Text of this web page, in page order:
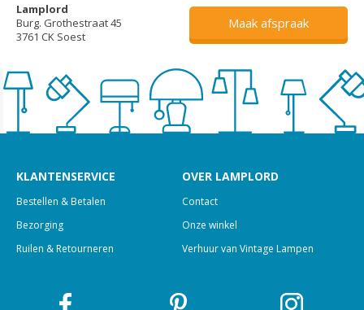
Lamplord
Burg. Grothestraat 45
3761 CK Soest
Maak afspraak
KLANTENSERVICE
Bestellen & Betalen
Bezorging
Ruilen & Retourneren
OVER LAMPLORD
Contact
Onze winkel
Verhuur van Vintage Lampen